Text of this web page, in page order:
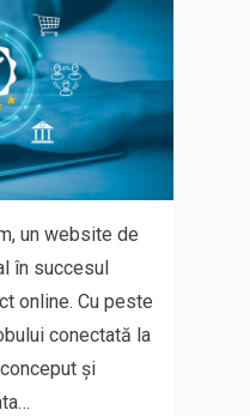
un website de
în succesul
online. Cu peste
conectată la
și